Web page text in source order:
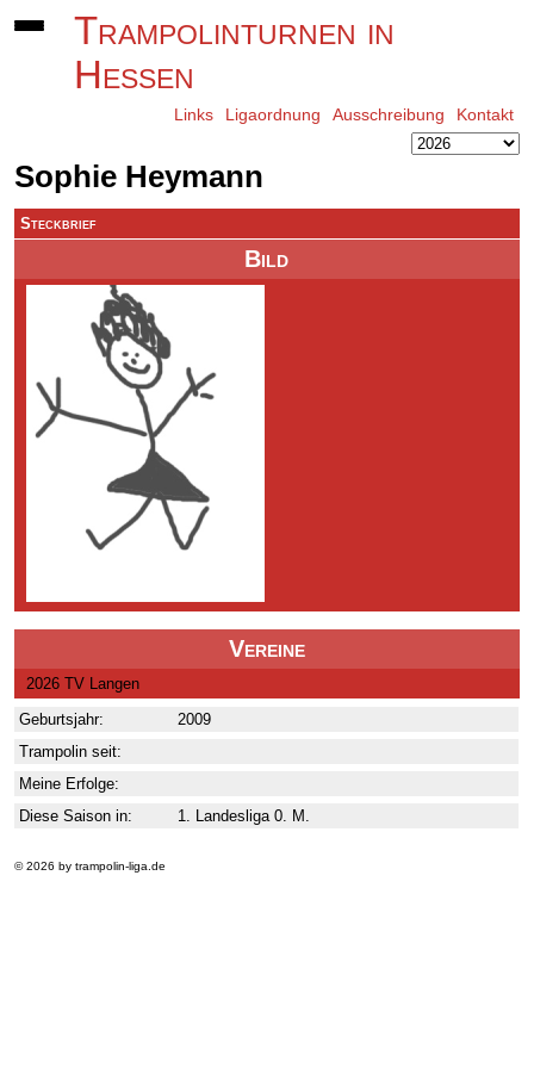
Trampolinturnen in
Hessen
Links Ligaordnung Ausschreibung Kontakt
Sophie Heymann
Bild
Vereine
2026 TV Langen
Steckbrief
Geburtsjahr:
2009
Trampolin seit:
Meine Erfolge:
Diese Saison in:
1. Landesliga 0. M.
© 2026 by trampolin-liga.de